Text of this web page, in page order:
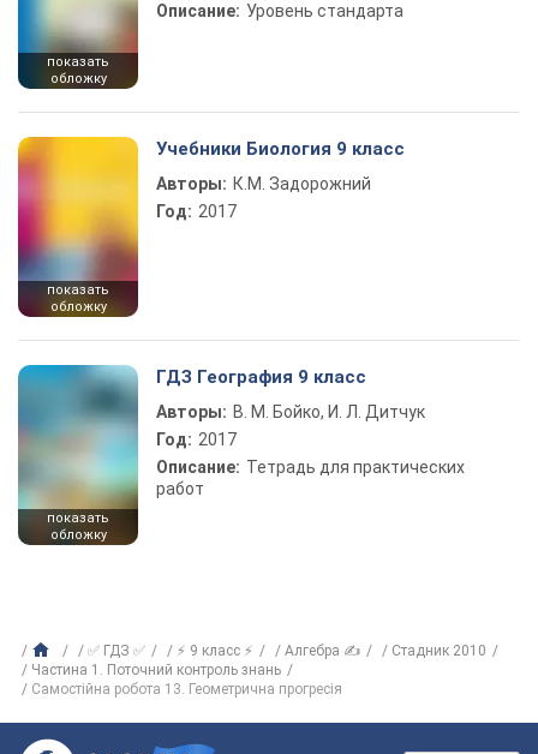
показать
обложку
Описание: Уровень стандарта
показать
обложку
Учебники Биология 9 класс
Авторы: К.М. Задорожний
Год: 2017
показать
обложку
ГДЗ География 9 класс
Авторы: В. М. Бойко, И. Л. Дитчук
Год: 2017
Описание: Тетрадь для практических
работ
✅ ГДЗ ✅ ⚡ 9 класс ⚡ Алгебра ✍
Стадник 2010
Частина 1. Поточний контроль знань
Самостійна робота 13. Геометрична прогресія